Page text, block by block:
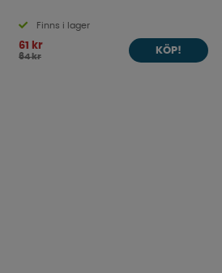
Finns i lager
61 kr
64 kr
KÖP!